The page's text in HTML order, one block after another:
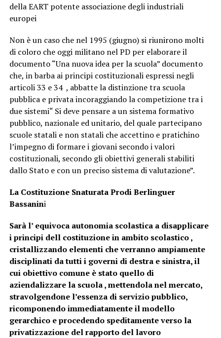
della EART potente associazione degli industriali
europei
Non è un caso che nel 1995 (giugno) si riunirono molti
di coloro che oggi militano nel PD per elaborare il
documento “Una nuova idea per la scuola” documento
che, in barba ai principi costituzionali espressi negli
articoli 33 e 34 , abbatte la distinzione tra scuola
pubblica e privata incoraggiando la competizione tra i
due sistemi“ Si deve pensare a un sistema formativo
pubblico, nazionale ed unitario, del quale partecipano
scuole statali e non statali che accettino e pratichino
l’impegno di formare i giovani secondo i valori
costituzionali, secondo gli obiettivi generali stabiliti
dallo Stato e con un preciso sistema di valutazione”.
La Costituzione SnaturataProdi Berlinguer
Bassanini
Sarà l’ equivoca autonomia scolastica a disapplicare
i principi dell costituzione in ambito scolastico ,
cristallizzando elementi che verranno ampiamente
disciplinati da tutti i governi di destra e sinistra, il
cui obiettivo comune è stato quello di
aziendalizzare la scuola , mettendola nel mercato,
stravolgendone l’essenza di servizio pubblico,
ricomponendo immediatamente ilmodello
gerarchico e procedendo speditamente verso la
privatizzazione del rapporto del lavoro